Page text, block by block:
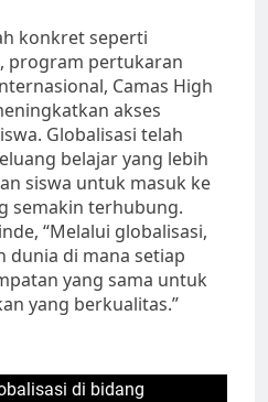
konkret seperti
program pertukaran
Camas High
akses
Globalisasi telah
belajar yang lebih
siswa untuk masuk ke
semakin terhubung.
“Melalui globalisasi,
dunia di mana setiap
yang sama untuk
yang berkualitas.”
di bidang